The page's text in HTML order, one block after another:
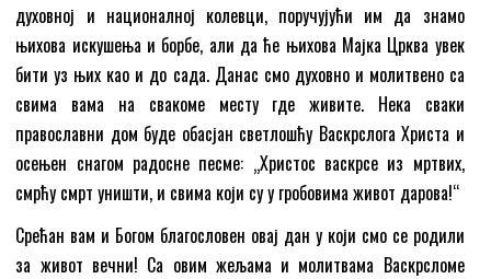
духовној и националној колевци, поручујући им да знамо
њихова искушења и борбе, али да ће њихова Мајка Црква увек
бити уз њих као и до сада. Данас смо духовно и молитвено са
свима вама на свакоме месту где живите. Нека сваки
православни дом буде обасјан светлошћу Васкрслога Христа и
осењен снагом радосне песме: „Христос васкрсе из мртвих,
смрћу смрт уништи, и свима који су у гробовима живот дарова!“
Срећан вам и Богом благословен овај дан у који смо се родили
за живот вечни! Са овим жељама и молитвама Васкрсломе